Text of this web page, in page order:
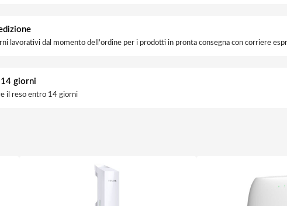
lavorativi dal momento dell'ordine per i prodotti in pronta consegna con corriere
14 giorni
il reso entro 14 giorni